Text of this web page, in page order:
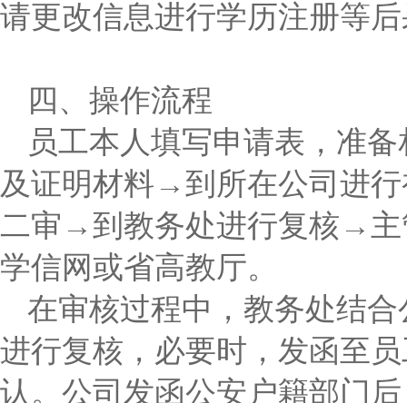
请更改信息进行学历注册等
四、操作流程
员工本人填写申请表，准
及证明材料→到所在公司进
二审→到教务处进行复核→
学信网或省高教厅。
在审核过程中，教务处结
进行复核，必要时，发函至
认。公司发函公安户籍部门